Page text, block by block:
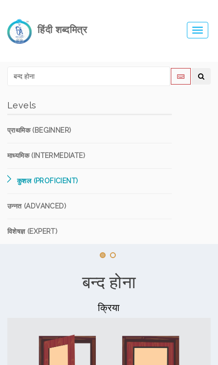
हिंदी शब्दमित्र
Levels
प्राथमिक (BEGINNER)
माध्यमिक (INTERMEDIATE)
कुशल (PROFICIENT)
उन्नत (ADVANCED)
विशेषज्ञ (EXPERT)
बन्द होना
क्रिया